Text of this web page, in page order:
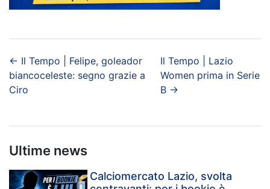
← Il Tempo | Felipe, goleador
biancoceleste: segno grazie a
Ciro
Il Tempo | Lazio
Women prima in Serie
B→
Ultime news
Calciomercato Lazio, svolta